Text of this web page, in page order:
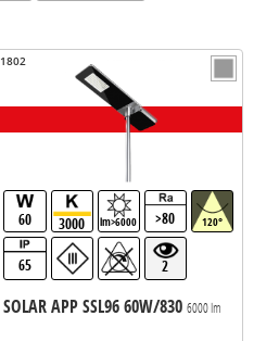
1802
60 3000 lm>6000 >80 120°
65 2
SOLAR APP SSL96 60W/8306000 lm